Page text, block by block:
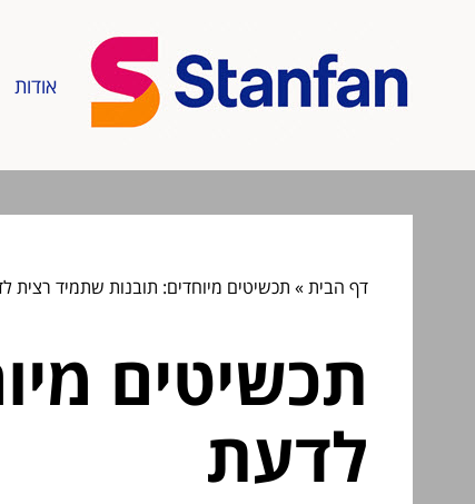
אודות
דף הבית» תכשיטים מיוחדים: תובנות שתמיד רצית
תכשיטים
לדעת